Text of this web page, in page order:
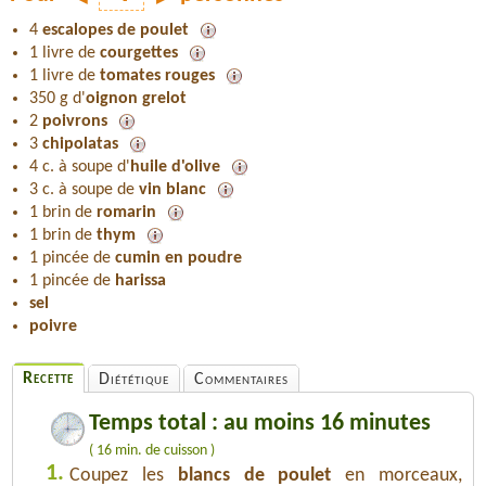
4 escalopes de poulet
1 livre de courgettes
1 livre de tomates rouges
350 g d'oignon grelot
2 poivrons
3 chipolatas
4 c. à soupe d' huile d'olive
3 c. à soupe de vin blanc
1 brin de romarin
1 brin de thym
1 pincée de cumin en poudre
1 pincée de harissa
sel
poivre
Recette Diététique Commentaires
Temps total : au moins 16 minutes
( 16 min. de cuisson )
1. Coupez les blancs de poulet en morceaux,